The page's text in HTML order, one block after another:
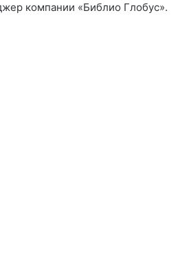
компании «Библио Глобус».